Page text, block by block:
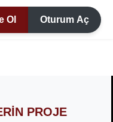
Ol Oturum Aç
PROJE